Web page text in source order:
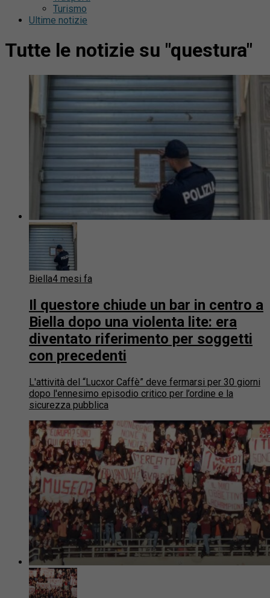
Turismo
Ultime notizie
Tutte le notizie su "questura"
Biella4 mesi fa
Il questore chiude un bar in centro a
Biella dopo una violenta lite: era
diventato riferimento per soggetti
con precedenti
L'attività del “Lucxor Caffè” deve fermarsi per 30 giorni
dopo l'ennesimo episodio critico per l’ordine e la
sicurezza pubblica